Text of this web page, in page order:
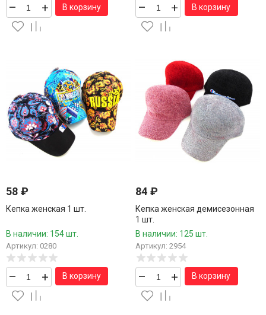
– + В корзину – + В корзину
58 ₽
Кепка женская 1 шт.
В наличии: 154 шт.
Артикул: 0280
– + В корзину
84₽
Кепка женская демисезонная
1 шт.
В наличии: 125 шт.
Артикул: 2954
– + В корзину